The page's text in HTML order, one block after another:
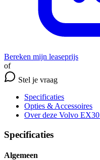
Bereken mijn leaseprijs
of
Stel je vraag
Specificaties
Opties & Accessoires
Over deze Volvo EX30
Specificaties
Algemeen